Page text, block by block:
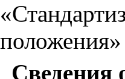
положения»
Сведения